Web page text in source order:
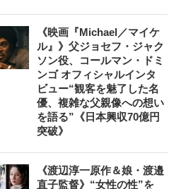
《映画『Michael／マイケ
ル』》父ジョセフ・ジャク
ソン役、コールマン・ドミ
ンゴ オフィシャルインタ
ビュー“観客を魅了した名
優、複雑な父親像への想い
を語る”《日本興収70億円
突破》
《渡辺淳一原作＆娘・渡邉
直子監督》“女性の性”を